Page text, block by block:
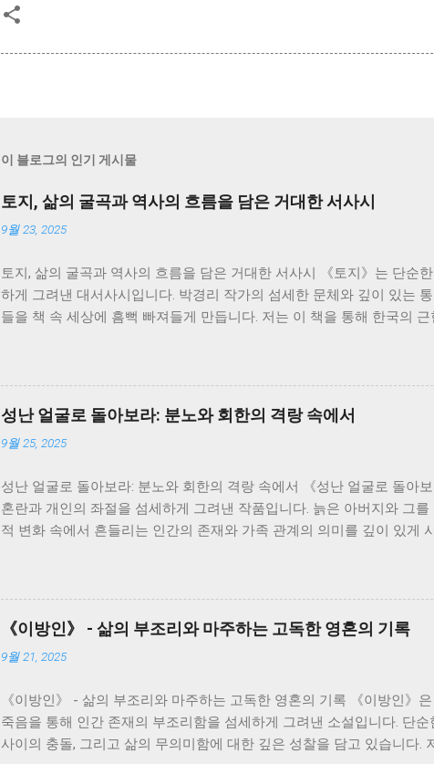
이 블로그의 인기 게시물
토지, 삶의 굴곡과 역사의 흐름을 담은 거대한 서사시
9월 23, 2025
토지, 삶의 굴곡과 역사의 흐름을 담은 거대한 서사시 《토지》는 단순
하게 그려낸 대서사시입니다. 박경리 작가의 섬세한 문체와 깊이 있는
들을 책 속 세상에 흠뻑 빠져들게 만듭니다. 저는 이 책을 통해 한국의
이야기가 아니라, 일제강점기부터 한국전쟁, 그리고 산업화 시대까지
니다. 서희는 끊임없이 변화하는 시대 속에서 굴곡진 삶을 살아가지만,
지를 보여줍니다. 그녀의 삶은 마치 끊임없이 흐르는 강물처럼, 때로는
삶을 따라가면서, 역사의 흐름 속에서 개인의 삶이 얼마나 쉽게 휘둘릴
존과 번영에 대한 강한 의지를 느낄 수 있었습니다. 소설 속 인물들은 저
과 모순을 보여주는 단면이기도 합니다. 특히, 봉수와 서희의 관계는 시
니다. 봉수와 서희의 사랑은 시대의 아픔과 희생을 담고 있으며, 그들의
를 다시 한번 생각해 보게 되었습니다. 그들의 삶은 비극적인 결말을 맞
성난 얼굴로 돌아보라: 분노와 회한의 격랑 속에서
9월 25, 2025
성난 얼굴로 돌아보라: 분노와 회한의 격랑 속에서 《성난 얼굴로 돌아
혼란과 개인의 좌절을 섬세하게 그려낸 작품입니다. 늙은 아버지와 그
적 변화 속에서 흔들리는 인간의 존재와 가족 관계의 의미를 깊이 있게
터는 전쟁 후 삶의 낙오자로 전락한 인물입니다. 그는 젊은 시절의 꿈
달립니다. 아버지와의 관계는 그러한 그의 내면 갈등을 더욱 증폭시키
며, 변화하는 시대에 적응하지 못하는 모습을 보여줍니다. 지미는 아버
버지에 대한 애증과 미련을 버리지 못합니다. 이러한 부자간의 끊임없
고 낡은 질서와 새로운 시대의 충돌을 상징적으로 보여줍니다. 저는 지
중재를 시도하지만, 그녀의 노력은 결국 무력하게 끝나고 맙니다. 어머
며, 가족이라는 울타리 안에서조차 개인의 고독과 상처는 쉽게 치유되
인 모습에서, 가족의 의미와 책임에 대해 다시 한번 생각해 보았습니다.
《이방인》 - 삶의 부조리와 마주하는 고독한 영혼의 기록
9월 21, 2025
《이방인》 - 삶의 부조리와 마주하는 고독한 영혼의 기록 《이방인》
죽음을 통해 인간 존재의 부조리함을 섬세하게 그려낸 소설입니다. 단
사이의 충돌, 그리고 삶의 무의미함에 대한 깊은 성찰을 담고 있습니다.